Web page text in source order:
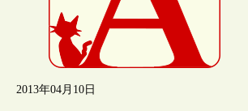
2013年04月10日